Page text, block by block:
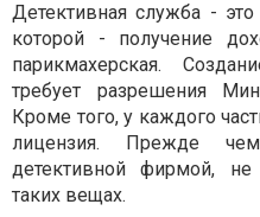
Детективная служба -
которой - получение
парикмахерская.
требует разрешения
Кроме того, у каждого
лицензия. Прежде
детективной фирмой, не
таких вещах.